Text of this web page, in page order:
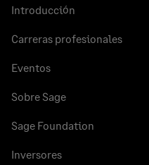
Introducción
Carreras profesionales
Eventos
Sobre Sage
Sage Foundation
Inversores